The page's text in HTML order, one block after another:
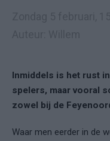
Inmiddels is het rust
spelers, maar vooral
zowel bij de
Waar men eerder in de